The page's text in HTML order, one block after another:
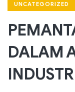
UNCATEGORIZED
DALAM